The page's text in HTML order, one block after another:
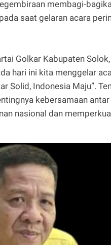
membagi-
saat gelaran acara
Golkar Kabupaten
hari ini kita menggelar
Solid, Indonesia Maju”.
kebersamaan
nasional dan